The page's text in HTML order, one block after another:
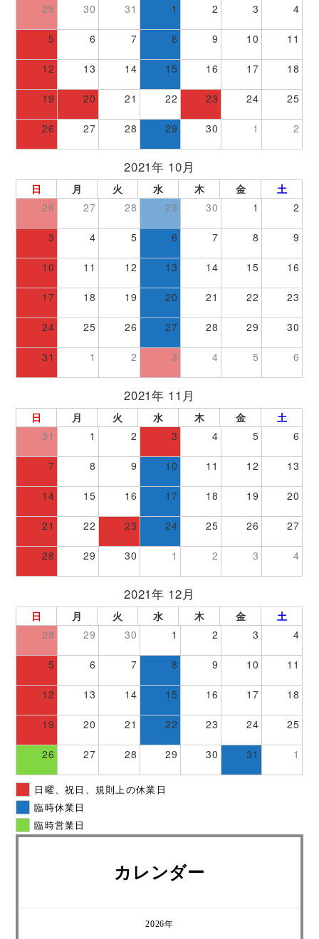
29 30 31 1 2 3 4
5 6 7 8 9 10 11
12 13 14 15 16 17 18
19 20 21 22 23 24 25
26 27 28 29 30 1 2
2021年 10月
日 月 火 水 木 金
土
26
27 28 29 30 1 2
3 4 5 6 7 8 9
10 11 12 13 14 15 16
17 18 19 20 21 22 23
24 25 26 27 28 29 30
31 1 2 3 4 5 6
2021年 11月
日 月 火 水 木 金
土
31
1 2 3 4 5 6
7 8 9 10 11 12 13
14 15 16 17 18 19 20
21 22 23 24 25 26 27
28 29 30 1 2 3 4
2021年 12月
日 月 火 水 木 金
土
28
29 30 1 2 3 4
5 6 7 8 9 10 11
12 13 14 15 16 17 18
19 20 21 22 23 24 25
26 27 28 29 30 31 1
日曜、祝日、規則上の休業日
臨時休業日
臨時営業日
カレンダー
2026年